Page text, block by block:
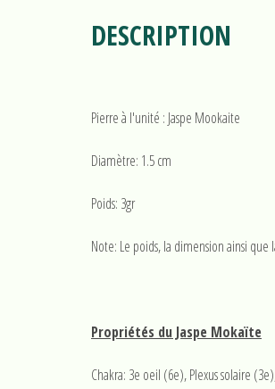
DESCRIPTION
Pierre à l'unité : Jaspe Mookaite
Diamètre: 1.5 cm
Poids: 3gr
Note: Le poids, la dimension ainsi
Propriétés du Jaspe Mokaïte
Chakra: 3e oeil (6e), Plexus solaire